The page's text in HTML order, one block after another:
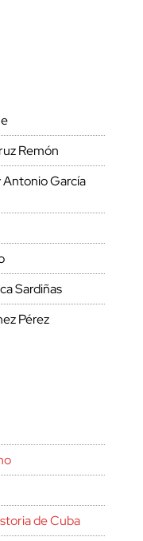
Remón
Antonio García
Sardiñas
Pérez
de Cuba